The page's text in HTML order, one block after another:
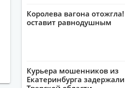
Королева вагона
оставит равнодушным
Курьера мошенников из
Екатеринбурга